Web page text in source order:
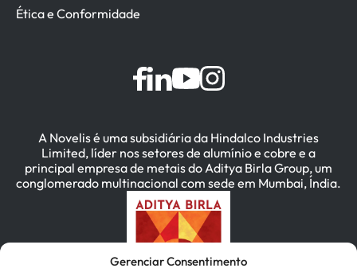
Gerenciar Consentimento
Ética e Conformidade
A Novelis é uma subsidiária da Hindalco Industries
Limited, líder nos setores de alumínio e cobre e a
principal empresa de metais do Aditya Birla Group, um
conglomerado multinacional com sede em Mumbai, Índia.